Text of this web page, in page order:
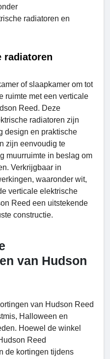
radiatoren en
radiatoren
of slaapkamer om tot
ruimte met een verticale
Reed. Deze
radiatoren zijn
design en praktische
zijn eenvoudig te
muurruimte in beslag om
Verkrijgbaar in
waaronder wit,
verticale elektrische
Reed een uitstekende
constructie.
van Hudson
van Hudson Reed
Halloween en
Hoewel de winkel
Reed
de kortingen tijdens